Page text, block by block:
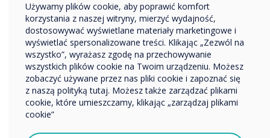
przypiąć użytkownika i zablokować dla
niego źródło wideo
linki do szkolenia Stage na stronach
docelowych oraz w sekcji pomocy
dodaj logo na tablicach
wyszukaj tablicę według nazwy w
selektorze tablic
szybko przenieść stronę w inne miejsce,
wprowadzając numer strony
Używamy plików cookie, aby poprawić komfort
korzystania z naszej witryny, mierzyć wydajność,
dostosowywać wyświetlane materiały marketingowe i
wyświetlać spersonalizowane treści. Klikając „Zezwól na
wszystko”, wyrażasz zgodę na przechowywanie
wszystkich plików cookie na Twoim urządzeniu. Możesz
zobaczyć używane przez nas pliki cookie i zapoznać się
z naszą polityką tutaj. Możesz także zarządzać plikami
cookie, które umieszczamy, klikając „zarządzaj plikami
cookie”
Przedsiębiorstwo
Inne
Nazwa firmy
Chcielibyśmy się z Tobą skontaktować w sprawie
naszych produktów i usług za pośrednictwem poczty
elektronicznej, telefonu lub poczty.